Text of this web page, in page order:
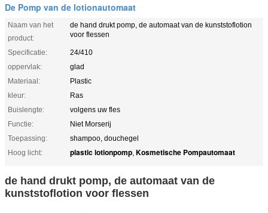
De Pomp van de lotionautomaat
Naam van het
product:
de hand drukt pomp, de automaat van de kunststoflotion
voor flessen
Specificatie:
24/410
oppervlak:
glad
Materiaal:
Plastic
kleur:
Ras
Buislengte:
volgens uw fles
Functie:
Niet Morserij
Toepassing:
shampoo, douchegel
Hoog licht:
plastic lotionpomp, Kosmetische Pompautomaat
de hand drukt pomp, de automaat van de
kunststoflotion voor flessen